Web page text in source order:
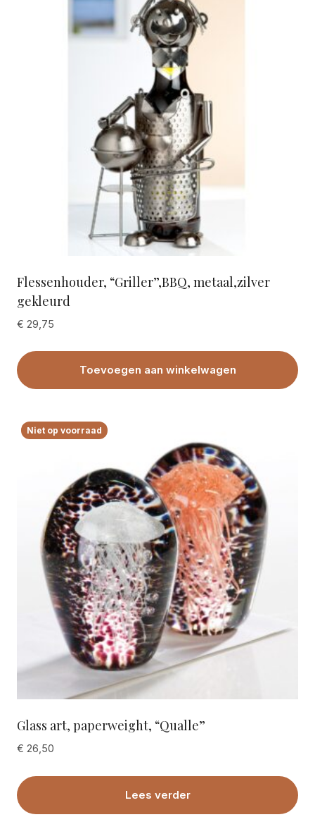
Flessenhouder, “Griller”,BBQ, metaal,zilver
gekleurd
€ 29,75
Toevoegen aan winkelwagen
Niet op voorraad
Glass art, paperweight, “Qualle”
€ 26,50
Lees verder